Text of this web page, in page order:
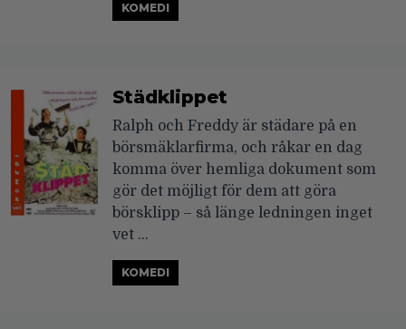
KOMEDI
Städklippet
Ralph och Freddy är städare på en
börsmäklarfirma, och råkar en dag
komma över hemliga dokument som
gör det möjligt för dem att göra
börsklipp – så länge ledningen inget
vet …
KOMEDI